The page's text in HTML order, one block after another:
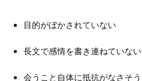
女
見
目的がぼかされていない
長文で感情を書き連ねていない
会うこと自体に抵抗がなさそう